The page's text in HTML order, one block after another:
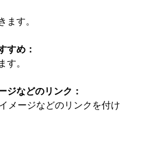
す。
すめ：
。
ジなどのリンク：
メージなどのリンクを付け